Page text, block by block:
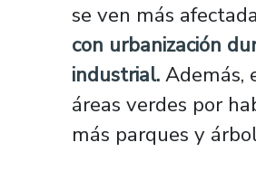
se ven más
con urbanización
industrial.Además,
áreas verdes por
más parques y